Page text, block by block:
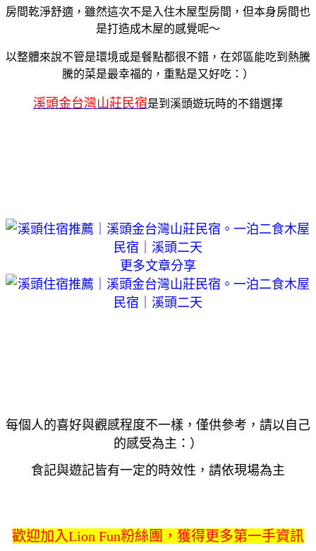
房間乾淨舒適，雖然這次不是入住木屋型房間，但本身房間也
是打造成木屋的感覺呢～
以整體來說不管是環境或是餐點都很不錯，在郊區能吃到熱騰
騰的菜是最幸福的，重點是又好吃：）
溪頭金台灣山莊民宿是到溪頭遊玩時的不錯選擇
更多文章分享
每個人的喜好與觀感程度不一樣，僅供參考，請以自己
的感受為主：）
食記與遊記皆有一定的時效性，請依現場為主
歡迎加入Lion Fun粉絲團，獲得更多第一手資訊